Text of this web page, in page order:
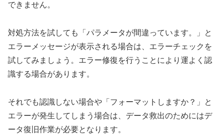
できません。
対処方法を試しても「パラメータが間違っています。」と
エラーメッセージが表示される場合は、エラーチェックを
試してみましょう。エラー修復を行うことにより運よく認
識する場合があります。
それでも認識しない場合や「フォーマットしますか？」と
エラーが発生してしまう場合は、データ救出のためにはデ
ータ復旧作業が必要となります。